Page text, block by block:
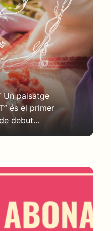
Un paisatge
és el primer
debut...